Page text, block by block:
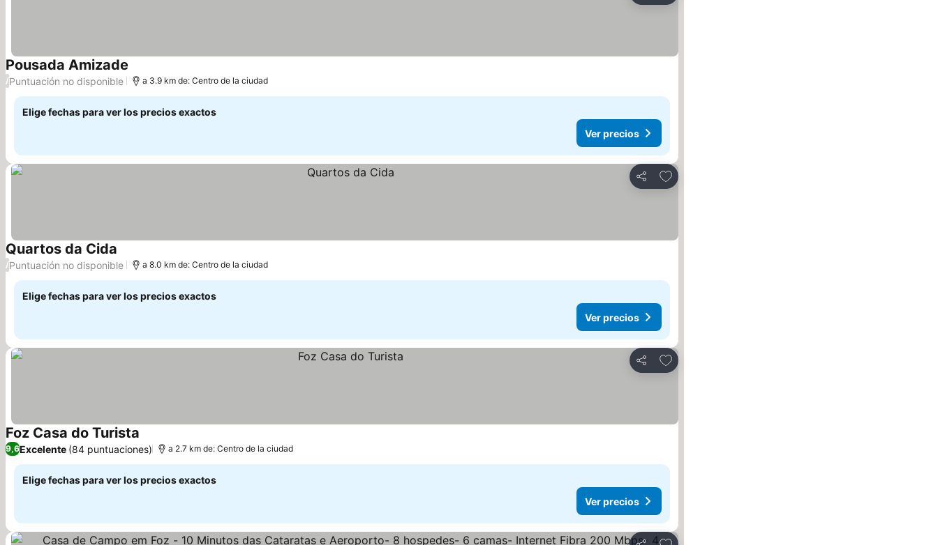
Pousada Amizade Ver precios
/Puntuación no disponible a 3.9 km de: Centro de la ciudad
Elige fechas para ver los precios exactos
Ver precios
Compartir
Agregar a favoritos
Quartos da Cida Ver precios
/Puntuación no disponible a 8.0 km de: Centro de la ciudad
Elige fechas para ver los precios exactos
Ver precios
Compartir
Agregar a favoritos
Foz Casa do Turista Ver precios
9,6Excelente (84 puntuaciones) a 2.7 km de: Centro de la ciudad
Elige fechas para ver los precios exactos
Ver precios
Agregar a favoritos